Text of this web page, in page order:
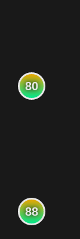
80
88